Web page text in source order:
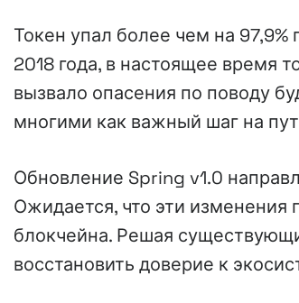
Токен упал более чем на
2018 года, в настоящее время
вызвало опасения по поводу
многими как важный шаг на
Обновление Spring v1.0
Ожидается, что эти изменения
блокчейна. Решая
восстановить доверие к